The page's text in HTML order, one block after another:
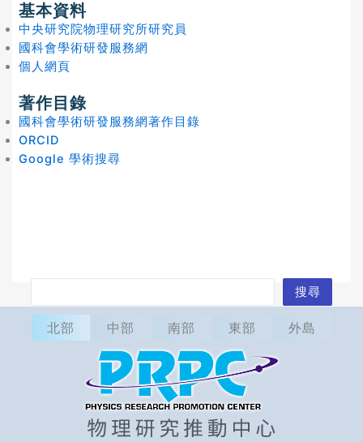
基本資料
中央研究院物理研究所研究員
國科會學術研發服務網
個人網頁
著作目錄
國科會學術研發服務網著作目錄
ORCID
Google 學術搜尋
尋
搜尋
北部 中部 南部 東部 外島